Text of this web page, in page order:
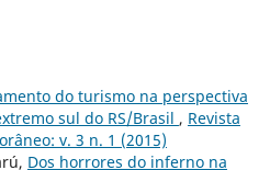
do turismo na perspectiva
sul do RS/Brasil , Revista
v. 3 n. 1 (2015)
Dos horrores do inferno na